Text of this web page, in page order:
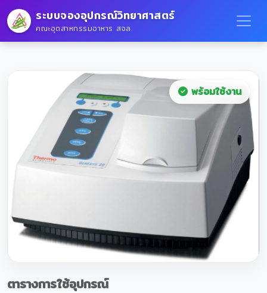
ระบบจองอุปกรณ์วิทยาศาสตร์
คณะอุตสาหกรรมอาหาร สจล.
พร้อมใช้งาน
ตารางการใช้อุปกรณ์